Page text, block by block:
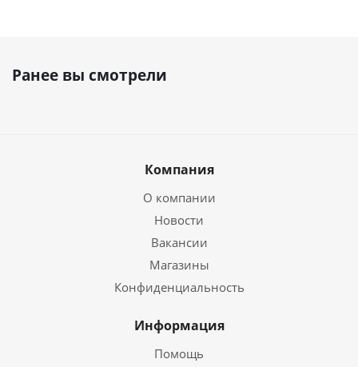
Ранее вы смотрели
Компания
О компании
Новости
Вакансии
Магазины
Конфиденциальность
Информация
Помощь